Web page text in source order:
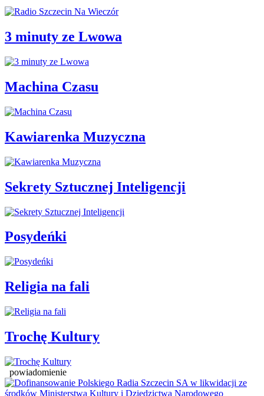
3 minuty ze Lwowa
Machina Czasu
Kawiarenka Muzyczna
Sekrety Sztucznej Inteligencji
Posydeńki
Religia na fali
Trochę Kultury
powiadomienie